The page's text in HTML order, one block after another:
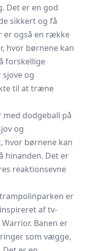
Det er en god
sikkert og få
er også en række
hvor børnene kan
forskellige
og
til at træne
dodgeball på
og
hvor børnene kan
hinanden. Det er
reaktionsevne
er
af tv-
Banen er
som vægge,